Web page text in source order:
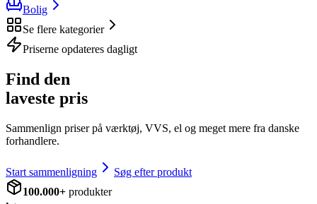
Bolig
Se flere kategorier
Priserne opdateres dagligt
Find den
laveste pris
Sammenlign priser på værktøj, VVS, el og meget mere fra danske
forhandlere.
Start sammenligning
Søg efter produkt
100.000+ produkter